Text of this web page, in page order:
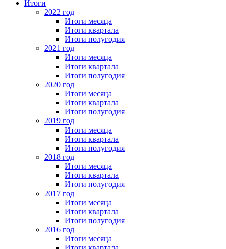
Итоги
2022 год
Итоги месяца
Итоги квартала
Итоги полугодия
2021 год
Итоги месяца
Итоги квартала
Итоги полугодия
2020 год
Итоги месяца
Итоги квартала
Итоги полугодия
2019 год
Итоги месяца
Итоги квартала
Итоги полугодия
2018 год
Итоги месяца
Итоги квартала
Итоги полугодия
2017 год
Итоги месяца
Итоги квартала
Итоги полугодия
2016 год
Итоги месяца